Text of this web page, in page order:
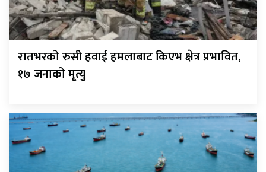
रातभरको रुसी हवाई हमलाबाट किएभ क्षेत्र प्रभावित,
१७ जनाको मृत्यु